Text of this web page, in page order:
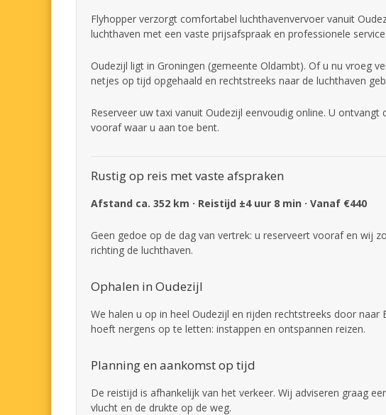
Flyhopper verzorgt comfortabel luchthavenvervoer vanuit
luchthaven met een vaste prijsafspraak en professionele service.
Oudezijl ligt in Groningen (gemeente Oldambt). Of u nu vroeg
netjes op tijd opgehaald en rechtstreeks naar de luchthaven
Reserveer uw taxi vanuit Oudezijl eenvoudig online. U ontvangt
vooraf waar u aan toe bent.
Rustig op reis met vaste afspraken
Afstand ca. 352 km · Reistijd ±4 uur 8 min · Vanaf €440
Geen gedoe op de dag van vertrek: u reserveert vooraf en wij
richting de luchthaven.
Ophalen in Oudezijl
We halen u op in heel Oudezijl en rijden rechtstreeks door naar
hoeft nergens op te letten: instappen en ontspannen reizen.
Planning en aankomst op tijd
De reistijd is afhankelijk van het verkeer. Wij adviseren graag
vlucht en de drukte op de weg.